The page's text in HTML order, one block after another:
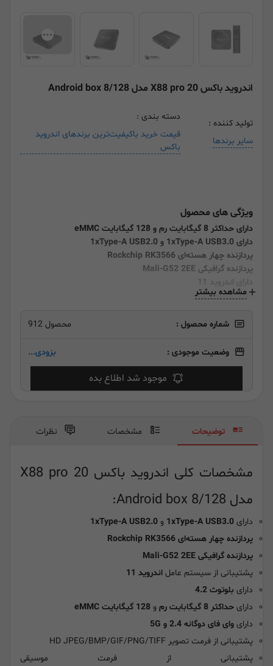
اندروید باکس X88 pro 20 مدل Android box 8/128
تولید کننده :
سایر برندها
دسته بندی :
قیمت خرید باکیفیت‌ترین برندهای اندروید
باکس
ویژگی های محصول
دارای حداکثر 8 گیگابایت رم و 128 گیگابایت eMMC
دارای 1xType-A USB3.0 و 1xType-A USB2.0
پردازنده چهار هسته‌ای Rockchip RK3566
پردازنده گرافیکی Mali-G52 2EE
دارای بلوتوث 4.2
مشاهده بیشتر
شماره محصول : محصول 912
وضعیت موجودی : بزودی...
موجود شد اطلاع بده
مشخصات کلی اندروید باکس X88 pro 20
مدل Android box 8/128:
دارای 1xType-A USB3.0 و 1xType-A USB2.0
پردازنده چهار هسته‌ای Rockchip RK3566
پردازنده گرافیکی Mali-G52 2EE
پشتیبانی از سیستم عامل اندروید 11
دارای بلوتوث 4.2
دارای حداکثر 8 گیگابایت رم و 128 گیگابایت eMMC
دارای وای فای دوگانه 2.4 و 5G
پشتیبانی از فرمت تصویر HD JPEG/BMP/GIF/PNG/TIFF
پشتیبانی از فرمت موسیقی